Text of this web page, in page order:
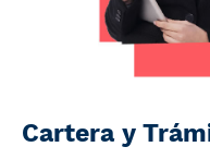
Cartera y